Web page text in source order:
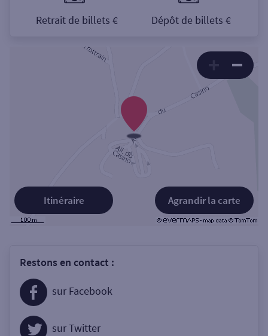
Retrait de billets € Dépôt de billets €
Agrandir la carte
Itinéraire
Restons en contact :
sur Facebook
sur Twitter